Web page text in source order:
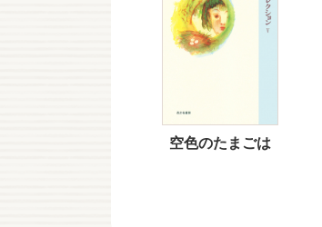
空色のたまごは